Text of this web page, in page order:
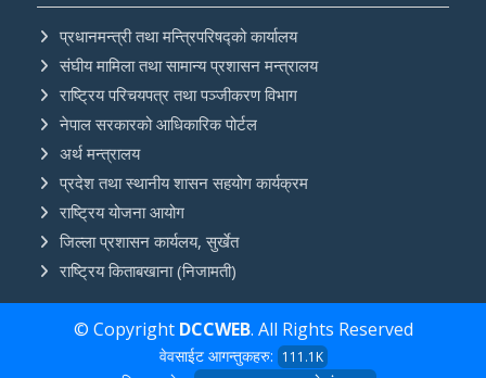
प्रधानमन्त्री तथा मन्त्रिपरिषद्को कार्यालय
संघीय मामिला तथा सामान्य प्रशासन मन्त्रालय
राष्ट्रिय परिचयपत्र तथा पञ्‍जीकरण विभाग
नेपाल सरकारको आधिकारिक पोर्टल
अर्थ मन्त्रालय
प्रदेश तथा स्थानीय शासन सहयोग कार्यक्रम
राष्ट्रिय योजना आयोग
जिल्ला प्रशासन कार्यलय, सुर्खेत
राष्ट्रिय किताबखाना (निजामती)
© Copyright DCCWEB. All Rights Reserved
वेवसाईट आगन्तुकहरु: 111.1K